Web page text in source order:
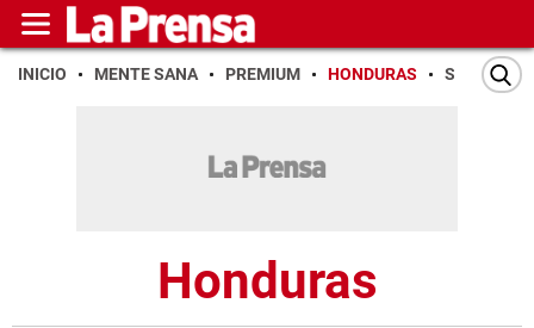
INICIO MENTE SANA PREMIUM HONDURAS SAN PEDRO
Honduras